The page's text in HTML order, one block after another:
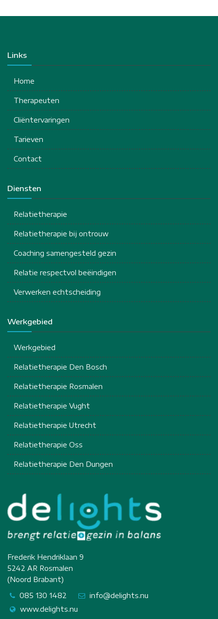
Links
Home
Therapeuten
Cliëntervaringen
Tarieven
Contact
Diensten
Relatietherapie
Relatietherapie bij ontrouw
Coaching samengesteld gezin
Relatie respectvol beëindigen
Verwerken echtscheiding
Werkgebied
Werkgebied
Relatietherapie Den Bosch
Relatietherapie Rosmalen
Relatietherapie Vught
Relatietherapie Utrecht
Relatietherapie Oss
Relatietherapie Den Dungen
Frederik Hendriklaan 9
5242 AR Rosmalen
(Noord Brabant)
085 130 1482
info@delights.nu
www.delights.nu